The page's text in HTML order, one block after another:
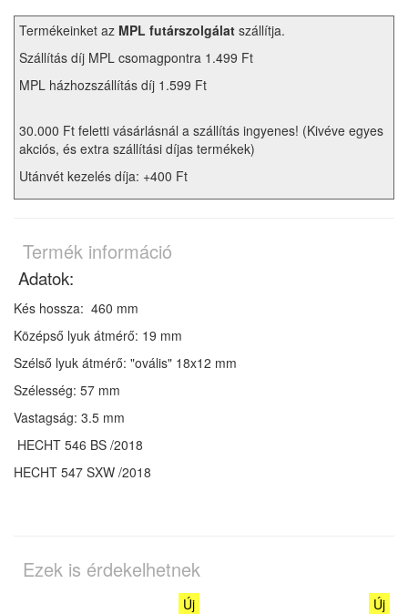
Termékeinket az MPL futárszolgálat szállítja.
Szállítás díj MPL csomagpontra 1.499 Ft
MPL házhozszállítás díj 1.599 Ft
30.000 Ft feletti vásárlásnál a szállítás ingyenes! (Kivéve egyes
akciós, és extra szállítási díjas termékek)
Utánvét kezelés díja: +400 Ft
Termék információ
Adatok:
Kés hossza: 460 mm
Középső lyuk átmérő: 19 mm
Szélső lyuk átmérő: "ovális" 18x12 mm
Szélesség: 57 mm
Vastagság: 3.5 mm
HECHT 546 BS /2018
HECHT 547 SXW /2018
Ezek is érdekelhetnek
Új Új